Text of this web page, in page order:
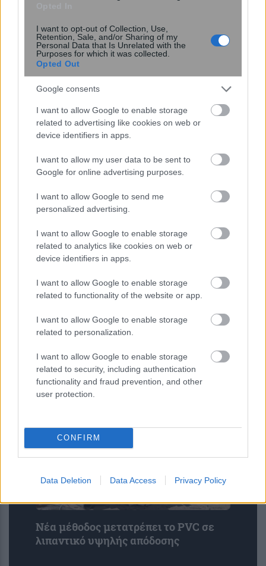
I want to opt-out of Collection, Use,
Retention, Sale, and/or Sharing of my
Personal Data that Is Unrelated with the
Purposes for which it was collected.
Opted Out
Google consents
I want to allow Google to enable storage
related to advertising like cookies on web or
device identifiers in apps.
I want to allow my user data to be sent to
Google for online advertising purposes.
I want to allow Google to send me
personalized advertising.
I want to allow Google to enable storage
related to analytics like cookies on web or
device identifiers in apps.
I want to allow Google to enable storage
related to functionality of the website or app.
I want to allow Google to enable storage
related to personalization.
I want to allow Google to enable storage
related to security, including authentication
functionality and fraud prevention, and other
user protection.
CONFIRM
Data Deletion Data Access Privacy Policy
Τι βλέπετε πρώτο στην εικόνα; Το
τεστ που «αποκαλύπτει» τα δυνατά
και αδύναμα σημεία της
προσωπικότητας σας
ανοίγουν τον δρόμο για μικρότερες
και αποδοτικότερες κβαντικές
συσκευές
Νέα μέθοδος μετατρέπει το PVC σε
λιπαντικό υψηλής απόδοσης